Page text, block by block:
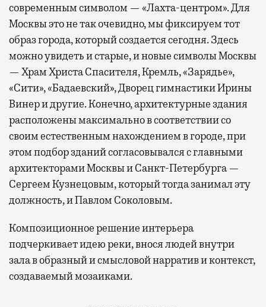
современным символом — «Лахта-центром». Для
Москвы это не так очевидно, мы фиксируем тот
образ города, который создается сегодня. Здесь
можно увидеть и старые, и новые символы Москвы
— Храм Христа Спасителя, Кремль, «Зарядье»,
«Сити», «Бадаевский», Дворец гимнастики Ирины
Винер и другие. Конечно, архитектурные здания
расположены максимально в соответствии со
своим естественным нахождением в городе, при
этом подбор зданий согласовывался с главными
архитекторами Москвы и Санкт-Петербурга —
Сергеем Кузнецовым, который тогда занимал эту
должность, и Павлом Соколовым.
Композиционное решение интерьера
подчеркивает идею реки, внося людей внутри
зала в образный и смысловой нарратив и контекст,
создаваемый мозаиками.